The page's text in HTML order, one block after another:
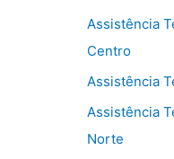
Assistência
Centro
Assistência
Assistência
Norte